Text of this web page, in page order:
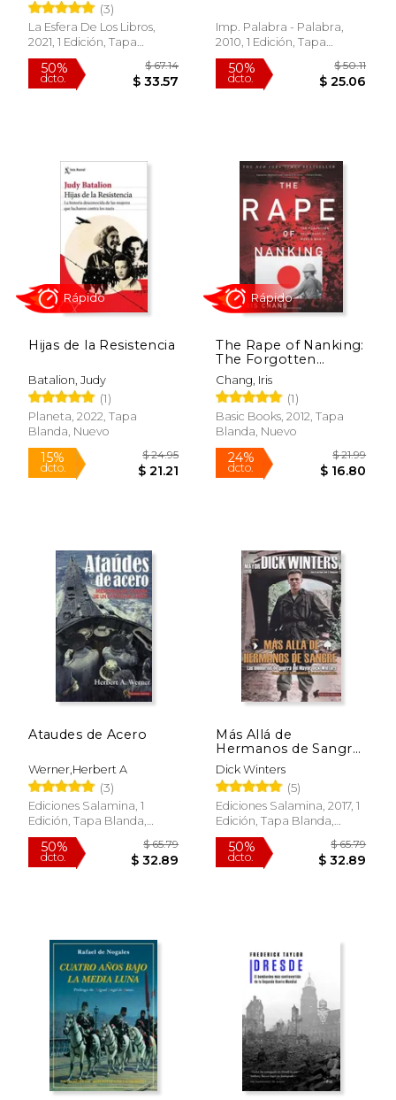
6%
dcto. $ 37.65 dcto.
50%
dcto. $ 37.94
50%
dcto. $
(3)
La Esfera De Los Libros,
2021, 1 Edición, Tapa
Blanda, Nuevo
Imp. Palabra - Palabra,
2010, 1 Edición, Tapa
Blanda, Nuevo
Hijas de la Resistencia
Batalion, Judy
(1)
Planeta, 2022, Tapa
Blanda, Nuevo
The Rape of Nanking:
The Forgotten
Holocaust of World
War II (en Inglés)
Chang, Iris
(1)
Basic Books, 2012, Tapa
Blanda, Nuevo
Ataudes de Acero
Werner,Herbert A
(3)
Ediciones Salamina, 1
Edición, Tapa Blanda,
Nuevo
Más Allá de
Hermanos de Sangre:
Las Memorias de
Guerra del Mayor Dick
Winters
Dick Winters
(5)
Ediciones Salamina, 2017, 1
Edición, Tapa Blanda,
Nuevo